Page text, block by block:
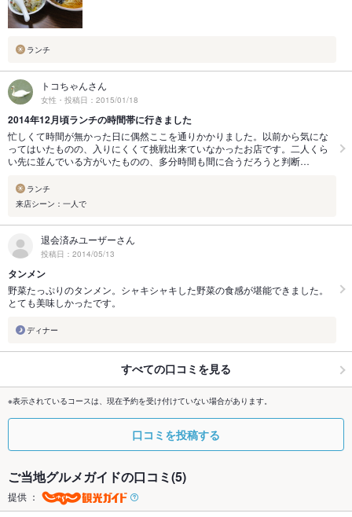
ランチ
トコちゃんさん
女性・投稿日：2015/01/18
2014年12月頃ランチの時間帯に行きました
忙しくて時間が無かった日に偶然ここを通りかかりました。以前から気にな
ってはいたものの、入りにくくて挑戦出来ていなかったお店です。二人くら
い先に並んでいる方がいたものの、多分時間も間に合うだろうと判断…
ランチ
来店シーン：一人で
退会済みユーザーさん
投稿日：2014/05/13
タンメン
野菜たっぷりのタンメン。シャキシャキした野菜の食感が堪能できました。
とても美味しかったです。
ディナー
すべての口コミを見る
※表示されているコースは、現在予約を受け付けていない場合があります。
口コミを投稿する
ご当地グルメガイドの口コミ(5)
提供 ：